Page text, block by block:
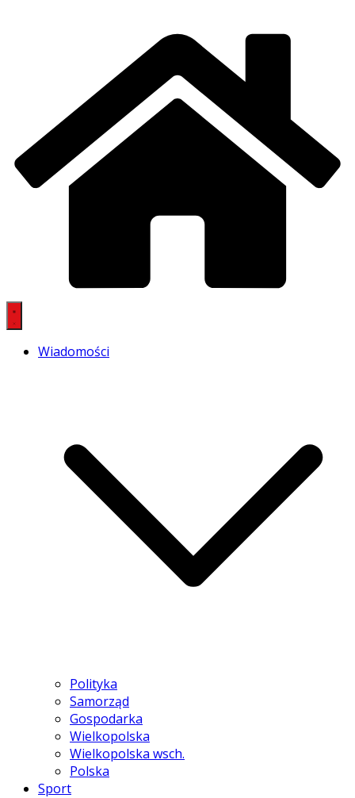
Wiadomości
Polityka
Samorząd
Gospodarka
Wielkopolska
Wielkopolska wsch.
Polska
Sport